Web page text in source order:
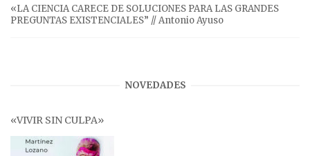
«LA CIENCIA CARECE DE SOLUCIONES PARA LAS GRANDES
PREGUNTAS EXISTENCIALES” // Antonio Ayuso
NOVEDADES
«VIVIR SIN CULPA»